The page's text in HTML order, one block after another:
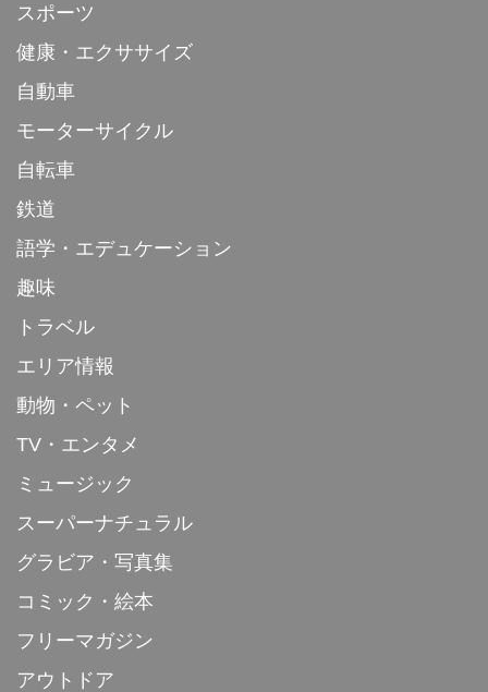
スポーツ
健康・エクササイズ
自動車
モーターサイクル
自転車
鉄道
語学・エデュケーション
趣味
トラベル
エリア情報
動物・ペット
TV・エンタメ
ミュージック
スーパーナチュラル
グラビア・写真集
コミック・絵本
フリーマガジン
アウトドア